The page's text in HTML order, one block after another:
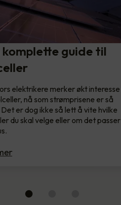
komplette guide til
elektrikere merker økt interesse
nå som strømprisene er så
er dog ikke så lett å vite hvilke
du skal velge eller om det passer